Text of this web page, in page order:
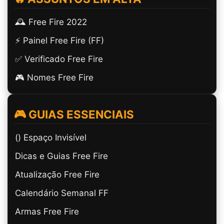
🕰️ Free Fire 2022
⚡ Painel Free Fire (FF)
✅ Verificado Free Fire
🎮 Nomes Free Fire
🎮 GUIAS ESSENCIAIS
(ㅤ) Espaço Invisível
Dicas e Guias Free Fire
Atualização Free Fire
Calendário Semanal FF
Armas Free Fire